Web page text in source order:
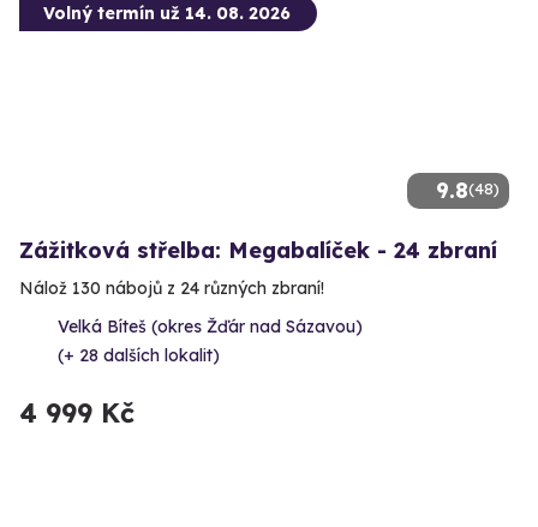
9.8(48)
Volný termín už 14. 08. 2026
Zážitková střelba: Megabalíček - 24 zbraní
Nálož 130 nábojů z 24 různých zbraní!
Velká Bíteš (okres Žďár nad Sázavou)
(+ 28 dalších lokalit)
4 999 Kč